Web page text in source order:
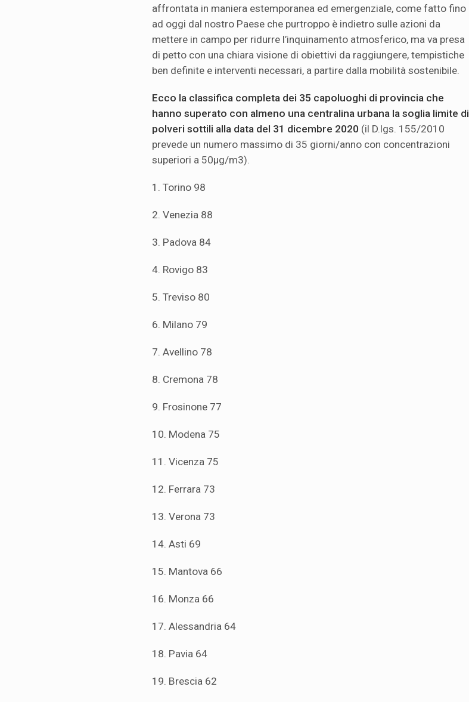
affrontata in maniera estemporanea ed emergenziale, come fatto fino
ad oggi dal nostro Paese che purtroppo è indietro sulle azioni da
mettere in campo per ridurre l’inquinamento atmosferico, ma va presa
di petto con una chiara visione di obiettivi da raggiungere, tempistiche
ben definite e interventi necessari, a partire dalla mobilità sostenibile.
Ecco la classifica completa dei 35 capoluoghi di provincia che
hanno superato con almeno una centralina urbana la soglia limite di
polveri sottili alla data del 31 dicembre 2020 (il D.lgs. 155/2010
prevede un numero massimo di 35 giorni/anno con concentrazioni
superiori a 50μg/m3).
1. Torino 98
2. Venezia 88
3. Padova 84
4. Rovigo 83
5. Treviso 80
6. Milano 79
7. Avellino 78
8. Cremona 78
9. Frosinone 77
10. Modena 75
11. Vicenza 75
12. Ferrara 73
13. Verona 73
14. Asti 69
15. Mantova 66
16. Monza 66
17. Alessandria 64
18. Pavia 64
19. Brescia 62